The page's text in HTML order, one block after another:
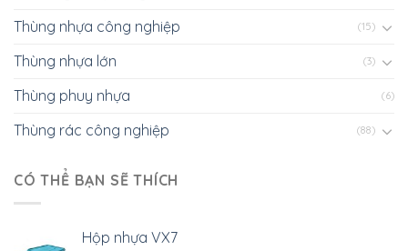
Thùng nhựa công nghiệp (15)
Thùng nhựa lớn (3)
Thùng phuy nhựa (6)
Thùng rác công nghiệp (88)
CÓ THỂ BẠN SẼ THÍCH
Hộp nhựa VX7